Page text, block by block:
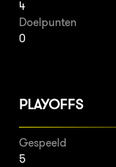
4
Doelpunten
0
PLAYOFFS
Gespeeld
5